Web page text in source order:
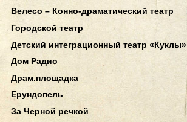
Велесо – Конно-драматический театр
Городской театр
Детский интеграционный театр «Куклы»
Дом Радио
Драм.площадка
Ерундопель
За Черной речкой